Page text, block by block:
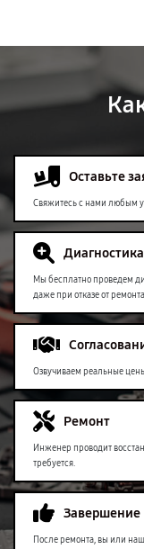
Оставьте
Свяжитесь с нами любым
Диагностика
Мы бесплатно проведем
даже при отказе от ремонта
Озвучиваем реальные
Ремонт
Инженер проводит
требуется.
Завершение
После ремонта, вы или